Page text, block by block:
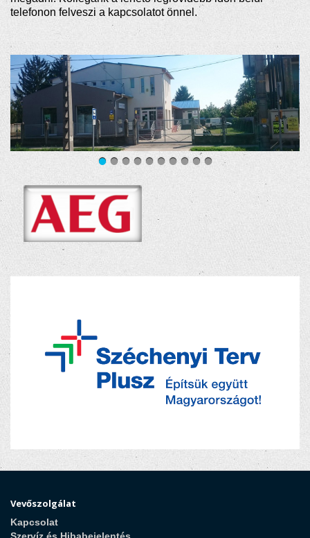
telefonon felveszi a kapcsolatot önnel.
Tovább
Vevőszolgálat
Kapcsolat
Szervíz és Hibabejelentés